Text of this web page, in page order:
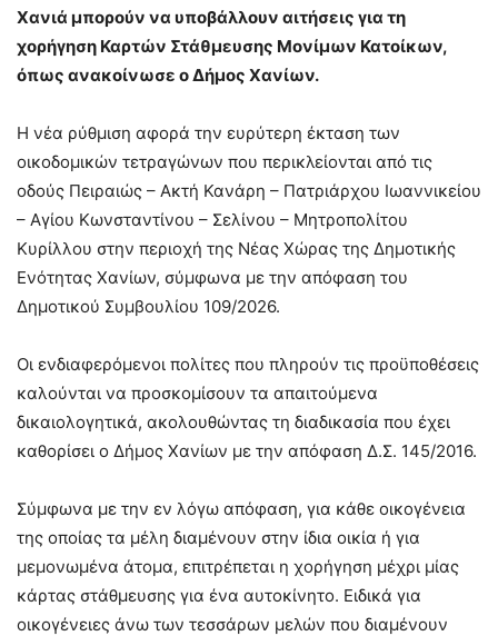
Χανιά μπορούν να υποβάλλουν αιτήσεις για τη
χορήγηση Καρτών Στάθμευσης Μονίμων Κατοίκων,
όπως ανακοίνωσε ο Δήμος Χανίων.
Η νέα ρύθμιση αφορά την ευρύτερη έκταση των
οικοδομικών τετραγώνων που περικλείονται από τις
οδούς Πειραιώς – Ακτή Κανάρη – Πατριάρχου Ιωαννικείου
– Αγίου Κωνσταντίνου – Σελίνου – Μητροπολίτου
Κυρίλλου στην περιοχή της Νέας Χώρας της Δημοτικής
Ενότητας Χανίων, σύμφωνα με την απόφαση του
Δημοτικού Συμβουλίου 109/2026.
Οι ενδιαφερόμενοι πολίτες που πληρούν τις προϋποθέσεις
καλούνται να προσκομίσουν τα απαιτούμενα
δικαιολογητικά, ακολουθώντας τη διαδικασία που έχει
καθορίσει ο Δήμος Χανίων με την απόφαση Δ.Σ. 145/2016.
Σύμφωνα με την εν λόγω απόφαση, για κάθε οικογένεια
της οποίας τα μέλη διαμένουν στην ίδια οικία ή για
μεμονωμένα άτομα, επιτρέπεται η χορήγηση μέχρι μίας
κάρτας στάθμευσης για ένα αυτοκίνητο. Ειδικά για
οικογένειες άνω των τεσσάρων μελών που διαμένουν